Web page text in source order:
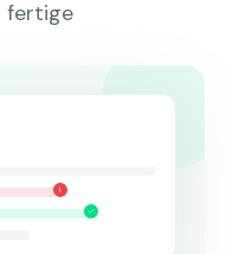
fertige
!